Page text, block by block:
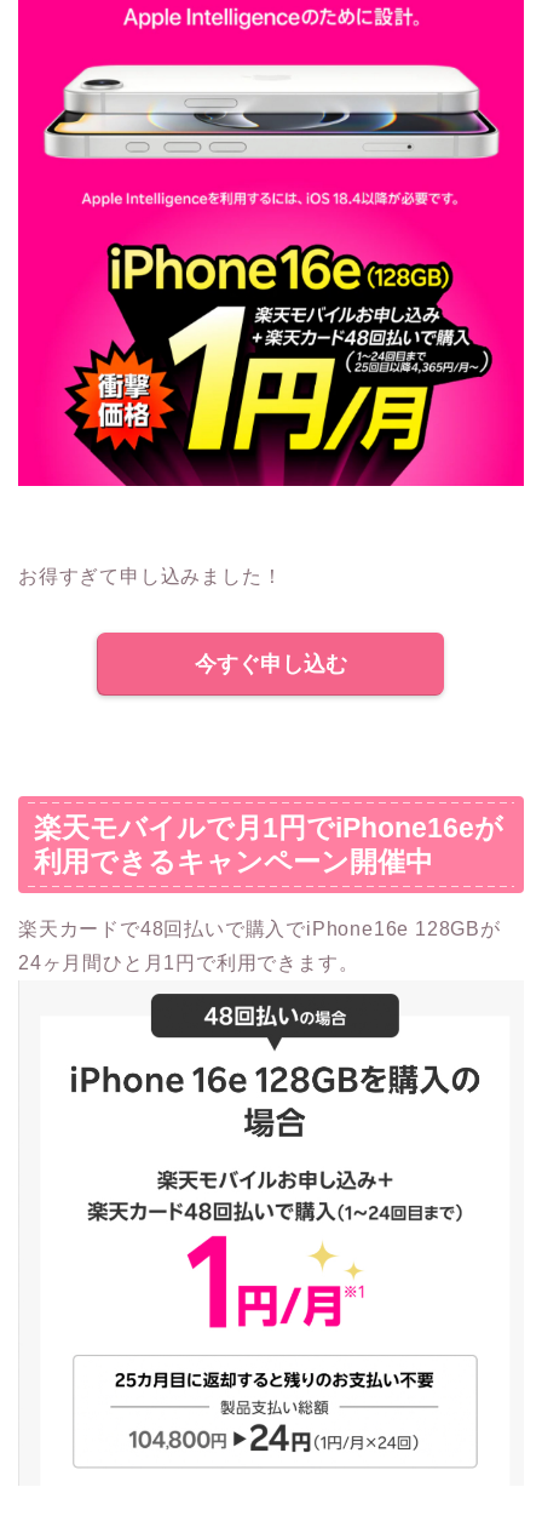
お得すぎて申し込みました！
今すぐ申し込む
楽天モバイルで月1円でiPhone16eが
利用できるキャンペーン開催中
楽天カードで48回払いで購入でiPhone16e 128GBが
24ヶ月間ひと月1円で利用できます。